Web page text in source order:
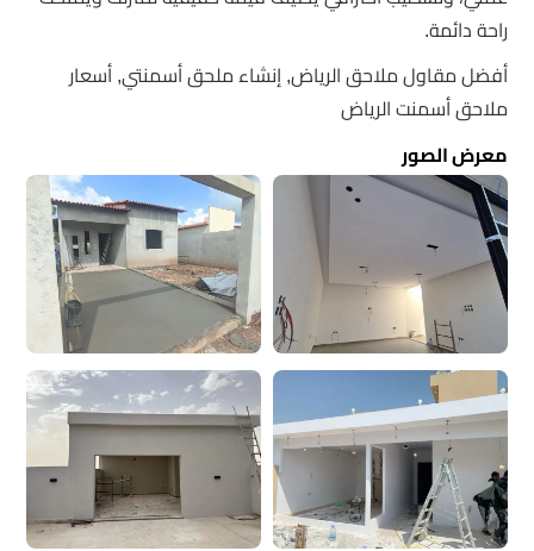
راحة دائمة.
أفضل مقاول ملاحق الرياض, إنشاء ملحق أسمنتي, أسعار
ملاحق أسمنت الرياض
معرض الصور